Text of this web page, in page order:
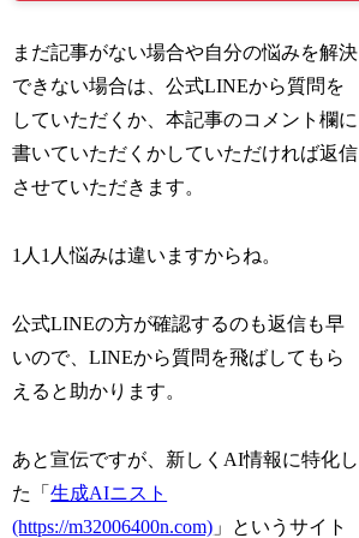
まだ記事がない場合や自分の悩みを解決
できない場合は、公式LINEから質問を
していただくか、本記事のコメント欄に
書いていただくかしていただければ返信
させていただきます。
1人1人悩みは違いますからね。
公式LINEの方が確認するのも返信も早
いので、LINEから質問を飛ばしてもら
えると助かります。
あと宣伝ですが、新しくAI情報に特化し
た「生成AIニスト
(https://m32006400n.com) 」というサイト